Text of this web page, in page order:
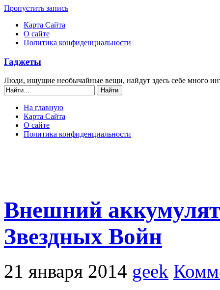
Пропустить запись
Карта Сайта
О сайте
Политика конфиденциальности
Гаджеты
Люди, ищущие необычайные вещи, найдут здесь себе много
На главную
Карта Сайта
О сайте
Политика конфиденциальности
Внешний
Звездных Войн
21 января 2014 geek